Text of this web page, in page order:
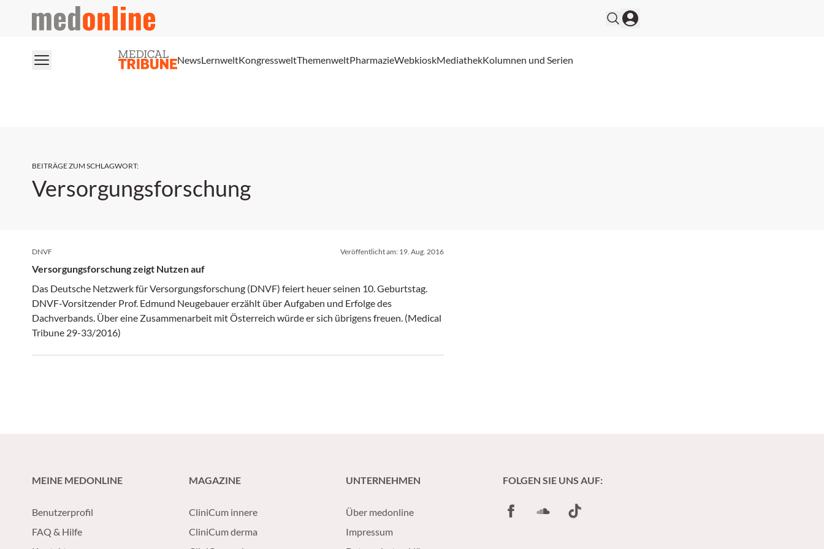
medonline
NewsLernweltKongressweltThemenweltPharmazieWebkioskMediathekKolumnen und Serien
BEITRÄGE ZUM SCHLAGWORT:
Versorgungsforschung
DNVF Veröffentlicht am: 19. Aug. 2016
Versorgungsforschung zeigt Nutzen auf
Das Deutsche Netzwerk für Versorgungsforschung (DNVF) feiert heuer seinen 10. Geburtstag.
DNVF-Vorsitzender Prof. Edmund Neugebauer erzählt über Aufgaben und Erfolge des
Dachverbands. Über eine Zusammenarbeit mit Österreich würde er sich übrigens freuen. (Medical
Tribune 29-33/2016)
MEINE MEDONLINE
Benutzerprofil
FAQ & Hilfe
MAGAZINE
CliniCum innere
CliniCum derma
UNTERNEHMEN
Über medonline
Impressum
FOLGEN SIE UNS AUF:
FacebookSoundCloud
TikTok